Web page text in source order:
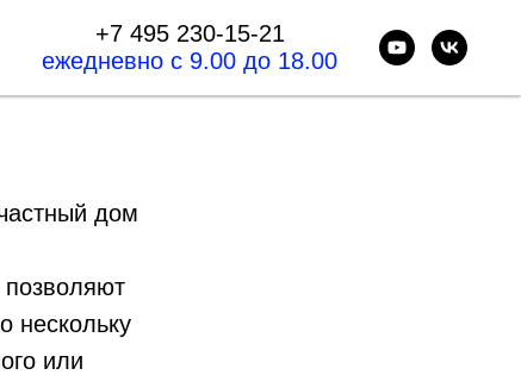
+7 495 230-15-21
ежедневно с 9.00 до 18.00
дом
нескольку
или